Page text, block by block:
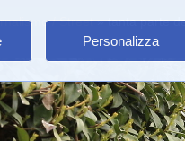
Personalizza
/ Street» tanta parte